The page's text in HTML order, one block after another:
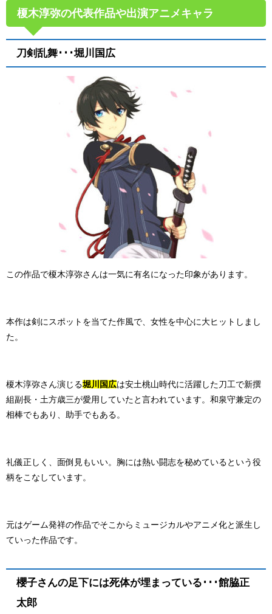
榎木淳弥の代表作品や出演アニメキャラ
刀剣乱舞･･･堀川国広
この作品で榎木淳弥さんは一気に有名になった印象があります。
本作は剣にスポットを当てた作風で、女性を中心に大ヒットしまし
た。
榎木淳弥さん演じる堀川国広は安土桃山時代に活躍した刀工で新撰
組副長・土方歳三が愛用していたと言われています。和泉守兼定の
相棒でもあり、助手でもある。
礼儀正しく、面倒見もいい。胸には熱い闘志を秘めているという役
柄をこなしています。
元はゲーム発祥の作品でそこからミュージカルやアニメ化と派生し
ていった作品です。
櫻子さんの足下には死体が埋まっている･･･館脇正
太郎